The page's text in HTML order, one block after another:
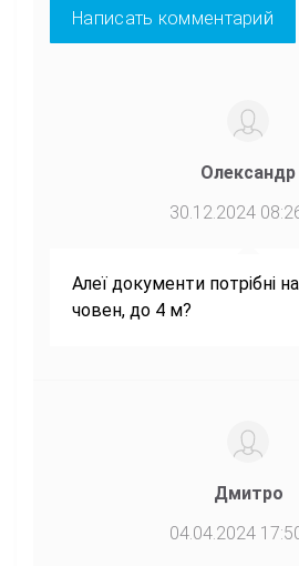
Написать комментарий
Олександр
30.12.2024
Алеї документи потрібні
човен, до 4 м?
Дмитро
04.04.2024